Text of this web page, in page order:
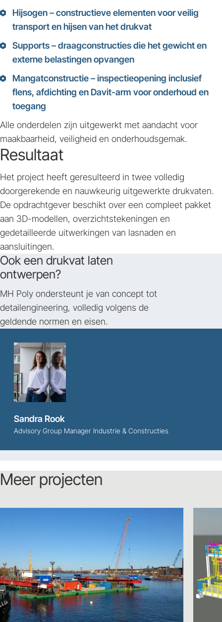
Hijsogen– constructieve elementen voor veilig
transport en hijsen van het drukvat
Supports– draagconstructies die het gewicht en
externe belastingen opvangen
Mangatconstructie– inspectieopening inclusief
flens, afdichting en Davit-arm voor onderhoud en
toegang
Alle onderdelen zijn uitgewerkt met aandacht voor
maakbaarheid, veiligheid en onderhoudsgemak.
Resultaat
Het project heeft geresulteerd in twee volledig
doorgerekende en nauwkeurig uitgewerkte drukvaten.
De opdrachtgever beschikt over een compleet pakket
aan 3D-modellen, overzichtstekeningen en
gedetailleerde uitwerkingen van lasnaden en
aansluitingen.
Ook een drukvat laten
ontwerpen?
MH Poly ondersteunt je van concept tot
detailengineering, volledig volgens de
geldende normen en eisen.
Sandra Rook
Advisory Group Manager Industrie & Constructies
Meer projecten